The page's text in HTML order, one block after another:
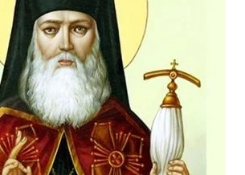
Статті
Думки
Вакансії